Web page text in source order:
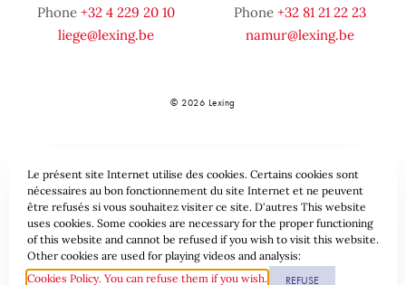
Phone +32 4 229 20 10
liege@lexing.be
Phone +32 81 21 22 23
namur@lexing.be
© 2026 Lexing
Sitemap Standard provisions Data protection & Cookies
Le présent site Internet utilise des cookies. Certains cookies sont
nécessaires au bon fonctionnement du site Internet et ne peuvent
être refusés si vous souhaitez visiter ce site. D'autres This website
uses cookies. Some cookies are necessary for the proper functioning
of this website and cannot be refused if you wish to visit this website.
Other cookies are used for playing videos and analysis:
Cookies Policy. You can refuse them if you wish.
REFUSE